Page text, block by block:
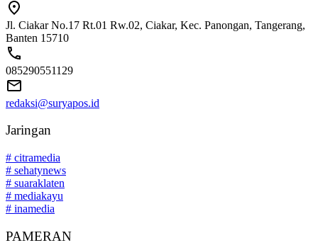
Jl. Ciakar No.17 Rt.01 Rw.02, Ciakar, Kec. Panongan, Tangerang,
Banten 15710
085290551129
redaksi@suryapos.id
Jaringan
# citramedia
# sehatynews
# suaraklaten
# mediakayu
# inamedia
PAMERAN